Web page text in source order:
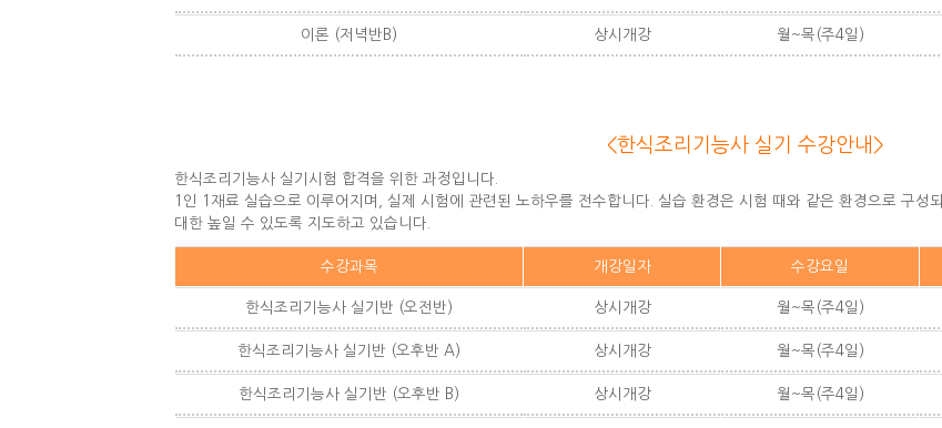
이론 (저녁반B) 상시개강 월~목(주4일)
<한식조리기능사 실기 수강안내>
한식조리기능사 실기시험 합격을 위한 과정입니다.
1인 1재료 실습으로 이루어지며, 실제 시험에 관련된 노하우를 전수합니다. 실습 환경은 시험 때와 같은 환경으로 구성
대한 높일 수 있도록 지도하고 있습니다.
수강과목 개강일자 수강요일
한식조리기능사 실기반 (오전반) 상시개강 월~목(주4일)
한식조리기능사 실기반 (오후반 A) 상시개강 월~목(주4일)
한식조리기능사 실기반 (오후반 B) 상시개강 월~목(주4일)